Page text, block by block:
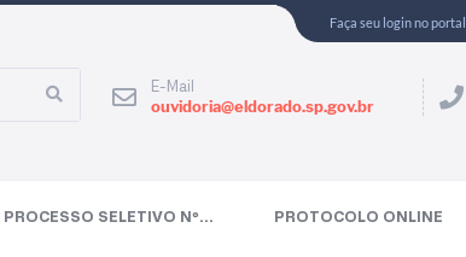
Faça seu login no portal
E-Mail
ouvidoria@eldorado.sp.gov.br
PROCESSO SELETIVO Nº... PROTOCOLO ONLINE